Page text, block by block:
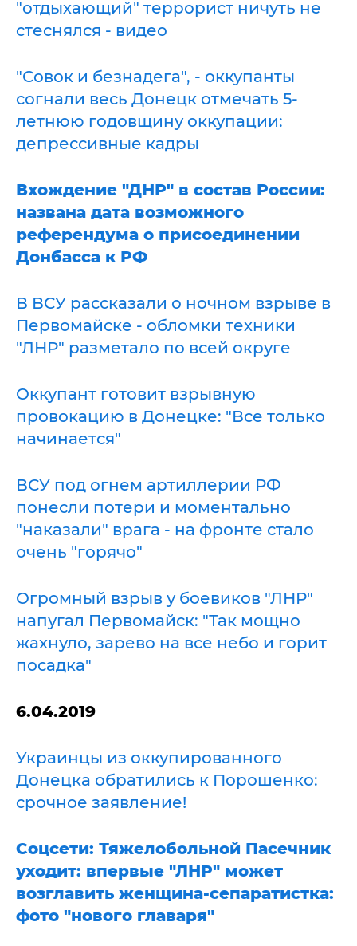
"отдыхающий" террорист ничуть не
стеснялся - видео
"Совок и безнадега", - оккупанты
согнали весь Донецк отмечать 5-
летнюю годовщину оккупации:
депрессивные кадры
Вхождение "ДНР" в состав России:
названа дата возможного
референдума о присоединении
Донбасса к РФ
В ВСУ рассказали о ночном взрыве в
Первомайске - обломки техники
"ЛНР" разметало по всей округе
Оккупант готовит взрывную
провокацию в Донецке: "Все только
начинается"
ВСУ под огнем артиллерии РФ
понесли потери и моментально
"наказали" врага - на фронте стало
очень "горячо"
Огромный взрыв у боевиков "ЛНР"
напугал Первомайск: "Так мощно
жахнуло, зарево на все небо и горит
посадка"
6.04.2019
Украинцы из оккупированного
Донецка обратились к Порошенко:
срочное заявление!
Соцсети: Тяжелобольной Пасечник
уходит: впервые "ЛНР" может
возглавить женщина-сепаратистка:
фото "нового главаря"